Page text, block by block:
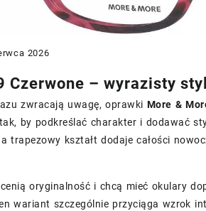
2026
Czerwone – wyrazisty
zwracają uwagę, oprawki More &
by podkreślać charakter i dodawać
trapezowy kształt dodaje całości
oryginalność i chcą mieć okulary
wariant szczególnie przyciąga wzrok